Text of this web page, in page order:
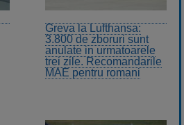
Greva la Lufthansa:
3.800 de zboruri sunt
anulate in urmatoarele
trei zile. Recomandarile
MAE pentru romani